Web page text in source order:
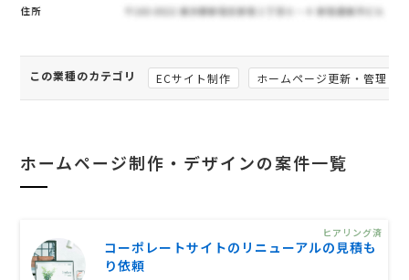
この業種のカテゴリ ECサイト制作 ホームページ更新・管理
ホームページ制作・デザインの案件一覧
コーポレートサイトのリニューアルの見積も
り依頼
ヒアリング済